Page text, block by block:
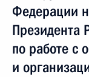
Федерации
Президента
по работе с
и